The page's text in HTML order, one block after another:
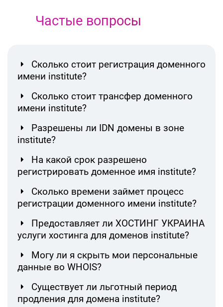
Частые вопросы
Сколько стоит регистрация доменного
имени institute?
Сколько стоит трансфер доменного
имени institute?
Разрешены ли IDN домены в зоне
institute?
На какой срок разрешено
регистрировать доменное имя institute?
Сколько времени займет процесс
регистрации доменного имени institute?
Предоставляет ли ХОСТИНГ УКРАИНА
услуги хостинга для доменов institute?
Могу ли я скрыть мои персональные
данные во WHOIS?
Существует ли льготный период
продления для домена institute?